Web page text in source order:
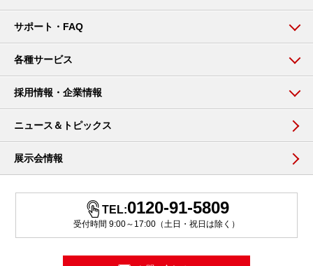
サポート・FAQ
各種サービス
採用情報・企業情報
ニュース＆トピックス
展示会情報
TEL:0120-91-5809
受付時間 9:00～17:00（土日・祝日は除く）